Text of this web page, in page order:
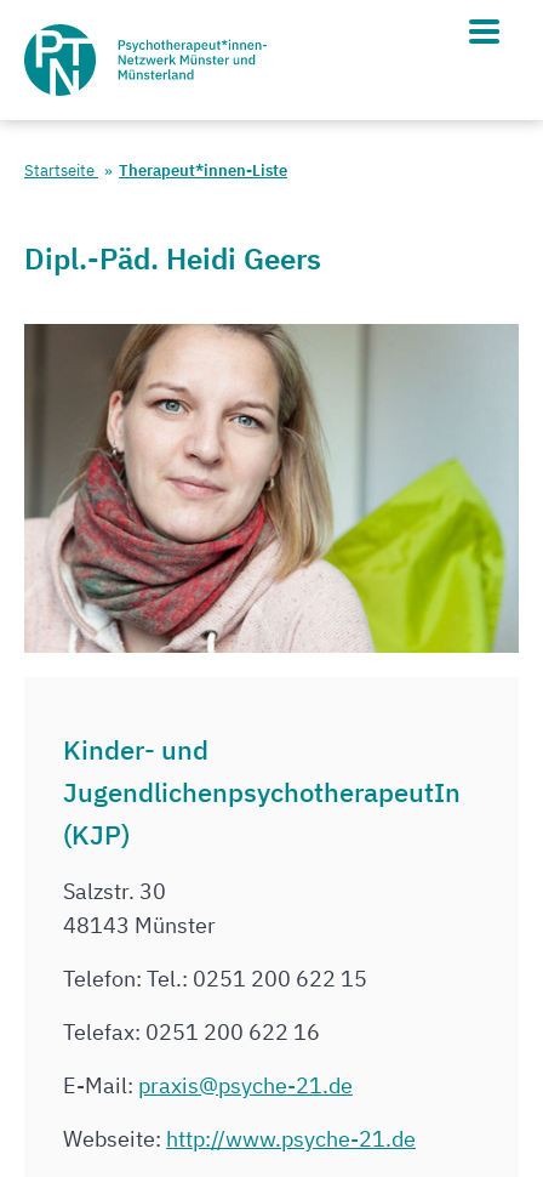
Startseite Therapeut*innen-Liste
Dipl.-Päd. Heidi Geers
Kinder- und
JugendlichenpsychotherapeutIn
(KJP)
Salzstr. 30
48143 Münster
Telefon: Tel.: 0251 200 622 15
Telefax: 0251 200 622 16
E-Mail: praxis@psyche-21.de
Webseite: http://www.psyche-21.de